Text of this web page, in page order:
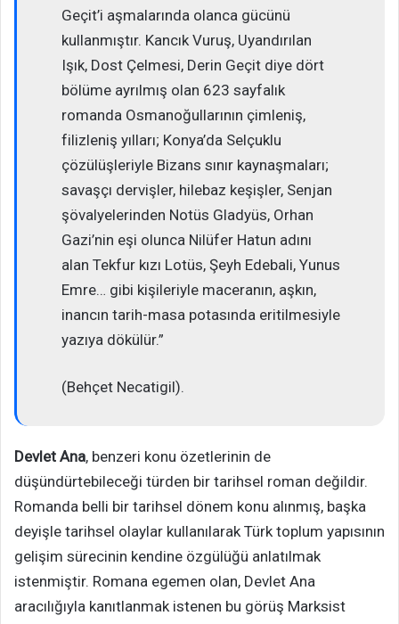
Geçit’i aşmalarında olanca gücünü
kullanmıştır. Kancık Vuruş, Uyandırılan
Işık, Dost Çelmesi, Derin Geçit diye dört
bölüme ayrılmış olan 623 sayfalık
romanda Osmanoğullarının çimleniş,
filizleniş yılları; Konya’da Selçuklu
çözülüşleriyle Bizans sınır kaynaşmaları;
savaşçı dervişler, hilebaz keşişler, Senjan
şövalyelerinden Notüs Gladyüs, Orhan
Gazi’nin eşi olunca Nilüfer Hatun adını
alan Tekfur kızı Lotüs, Şeyh Edebali, Yunus
Emre… gibi kişileriyle maceranın, aşkın,
inancın tarih-masa potasında eritilmesiyle
yazıya dökülür.”
(Behçet Necatigil).
Devlet Ana, benzeri konu özetlerinin de
düşündürtebileceği türden bir tarihsel roman değildir.
Romanda belli bir tarihsel dönem konu alınmış, başka
deyişle tarihsel olaylar kullanılarak Türk toplum yapısının
gelişim sürecinin kendine özgülüğü anlatılmak
istenmiştir. Romana egemen olan, Devlet Ana
aracılığıyla kanıtlanmak istenen bu görüş Marksist